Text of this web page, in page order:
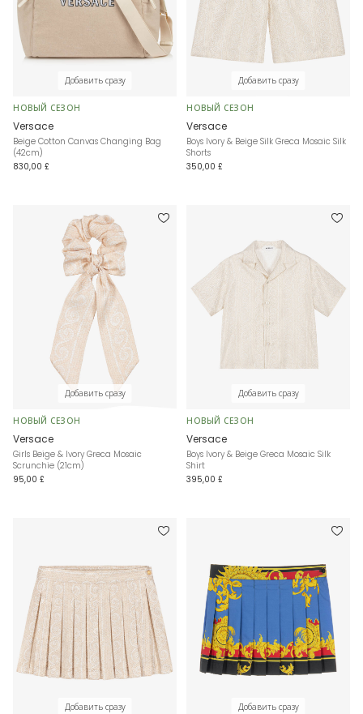
Добавить сразу
НОВЫЙ СЕЗОН
Versace
Beige Cotton Canvas Changing Bag
(42cm)
830,00 £
Добавить сразу
НОВЫЙ СЕЗОН
Versace
Boys Ivory & Beige Silk Greca Mosaic Silk
Shorts
350,00 £
Добавить сразу
НОВЫЙ СЕЗОН
Versace
Girls Beige & Ivory Greca Mosaic
Scrunchie (21cm)
95,00 £
Добавить сразу
НОВЫЙ СЕЗОН
Versace
Boys Ivory & Beige Greca Mosaic Silk
Shirt
395,00 £
Добавить сразу Добавить сразу